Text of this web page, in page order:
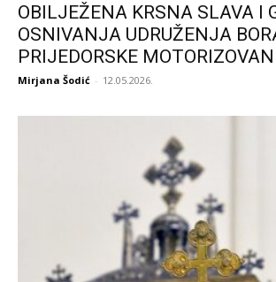
OBILJEŽENA KRSNA SLAVA I
OSNIVANJA UDRUŽENJA
PRIJEDORSKE
Mirjana Šodić - 12.05.2026.